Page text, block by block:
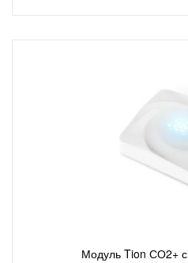
Модуль Tion СО2+